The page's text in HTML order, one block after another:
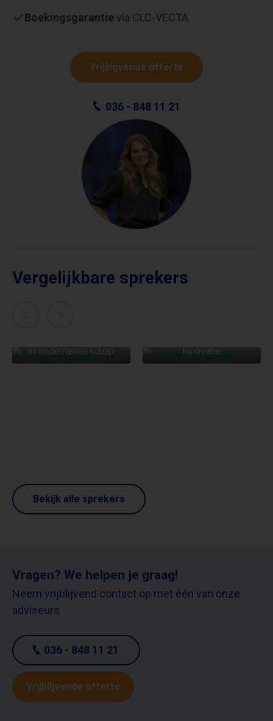
Boekingsgarantie via CLC-VECTA
Vrijblijvende offerte
036 - 848 11 21
Vergelijkbare sprekers
in ondernemerschap
Innovatie
Bekijk alle sprekers
Vragen? We helpen je graag!
Neem vrijblijvend contact op met één van onze
adviseurs
036 - 848 11 21
Vrijblijvende offerte